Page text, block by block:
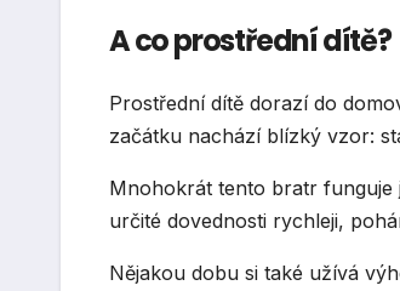
A co prostřední dítě?
Prostřední dítě dorazí do
začátku nachází blízký vzor:
Mnohokrát tento bratr funguje
určité dovednosti rychleji,
Nějakou dobu si také užívá